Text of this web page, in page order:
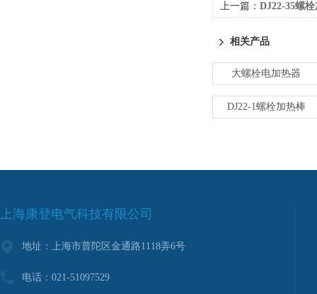
上一篇： DJ22-35螺
相关产品
大螺栓电加热器
DJ22-1螺栓加热棒
上海康登电气科技有限公司
地址：上海市普陀区金通路1118弄6号
电话：021-51097529